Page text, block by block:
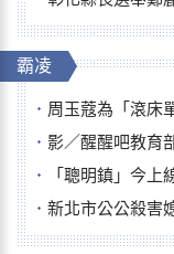
霸凌
周玉蔻為「滾床單案
影／醒醒吧教育部！民
「聰明鎮」今上
新北市公公殺害媳